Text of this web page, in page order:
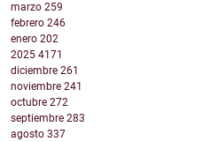
marzo 259
febrero 246
enero 202
2025 4171
diciembre 261
noviembre 241
octubre 272
septiembre 283
agosto 337